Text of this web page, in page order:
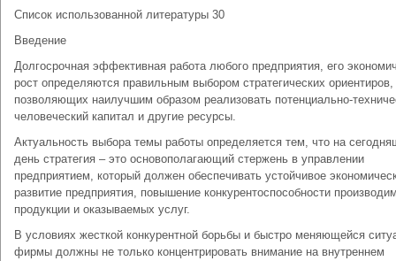
Список использованной литературы 30
Введение
Долгосрочная эффективная работа любого предприятия, его
рост определяются правильным выбором стратегических ориентиров,
позволяющих наилучшим образом реализовать потенциально-
человеческий капитал и другие ресурсы.
Актуальность выбора темы работы определяется тем, что на
день стратегия – это основополагающий стержень в управлении
предприятием, который должен обеспечивать устойчивое
развитие предприятия, повышение конкурентоспособности
продукции и оказываемых услуг.
В условиях жесткой конкурентной борьбы и быстро меняющейся
фирмы должны не только концентрировать внимание на внутреннем